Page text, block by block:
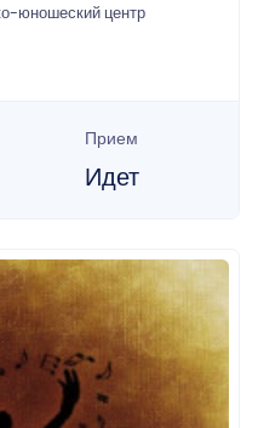
юношеский центр
Прием
Идет